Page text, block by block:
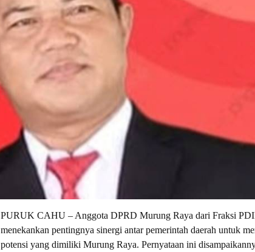
PURUK CAHU – Anggota DPRD Murung Raya dari Fraksi
menekankan pentingnya sinergi antar pemerintah daerah untuk
potensi yang dimiliki Murung Raya. Pernyataan ini